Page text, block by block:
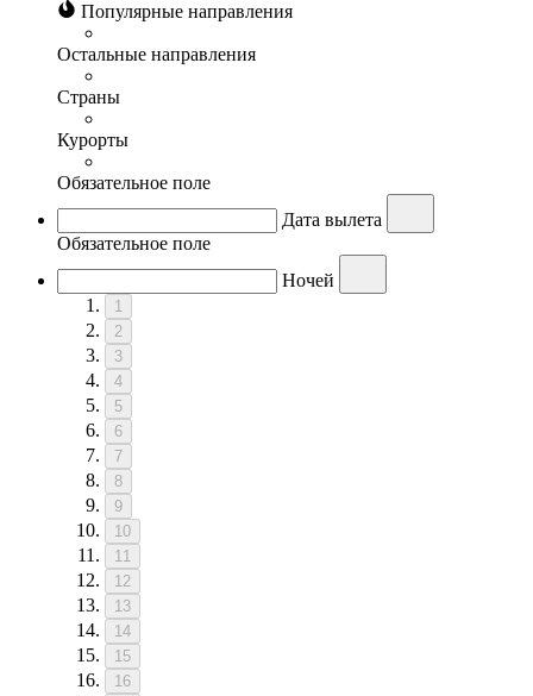
Популярные направления
Остальные направления
Страны
Курорты
Обязательное поле
Дата вылета
Обязательное поле
Ночей
1
2
3
4
5
6
7
8
9
10
11
12
13
14
15
16